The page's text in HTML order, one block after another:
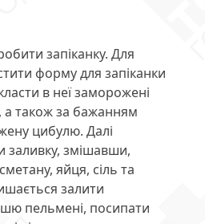
запіканку. Для
форму для запіканки
в неї заморожені
також за бажанням
цибулю. Далі
заливку, змішавши,
яйця, сіль та
залити
пельмені, посипати